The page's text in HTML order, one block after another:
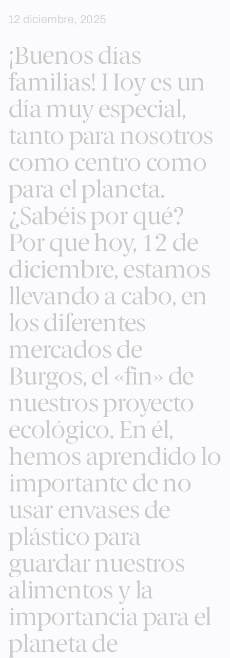
to12 diciembre, 2025
¡Buenos días
familias! Hoy es un
día muy especial,
tanto para nosotros
como centro como
para el planeta.
¿Sabéis por qué?
Por que hoy, 12 de
diciembre, estamos
llevando a cabo, en
los diferentes
mercados de
Burgos, el «fin» de
nuestros proyecto
ecológico. En él,
hemos aprendido lo
importante de no
usar envases de
plástico para
guardar nuestros
alimentos y la
importancia para el
planeta de